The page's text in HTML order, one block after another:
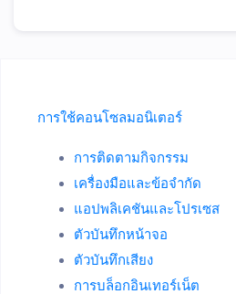
การใช้คอนโซลมอนิเตอร์
การติดตามกิจกรรม
เครื่องมือและข้อจำกัด
แอปพลิเคชันและโปรเซส
ตัวบันทึกหน้าจอ
ตัวบันทึกเสียง
การบล็อกอินเทอร์เน็ต